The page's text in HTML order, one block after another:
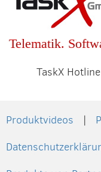
Telematik.
TaskX
Produktvideos